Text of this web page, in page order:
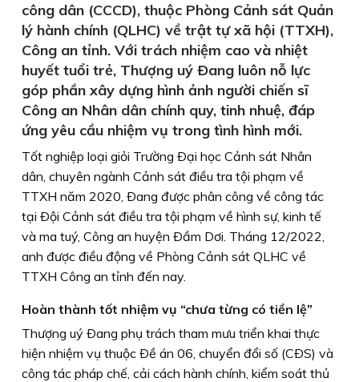
công dân (CCCD), thuộc Phòng Cảnh sát Quản
lý hành chính (QLHC) về trật tự xã hội (TTXH),
Công an tỉnh. Với trách nhiệm cao và nhiệt
huyết tuổi trẻ, Thượng uý Ðang luôn nỗ lực
góp phần xây dựng hình ảnh người chiến sĩ
Công an Nhân dân chính quy, tinh nhuệ, đáp
ứng yêu cầu nhiệm vụ trong tình hình mới.
Tốt nghiệp loại giỏi Trường Ðại học Cảnh sát Nhân
dân, chuyên ngành Cảnh sát điều tra tội phạm về
TTXH năm 2020, Ðang được phân công về công tác
tại Ðội Cảnh sát điều tra tội phạm về hình sự, kinh tế
và ma tuý, Công an huyện Ðầm Dơi. Tháng 12/2022,
anh được điều động về Phòng Cảnh sát QLHC về
TTXH Công an tỉnh đến nay.
Hoàn thành tốt nhiệm vụ “chưa từng có tiền lệ”
Thượng uý Ðang phụ trách tham mưu triển khai thực
hiện nhiệm vụ thuộc Ðề án 06, chuyển đổi số (CÐS) và
công tác pháp chế, cải cách hành chính, kiểm soát thủ